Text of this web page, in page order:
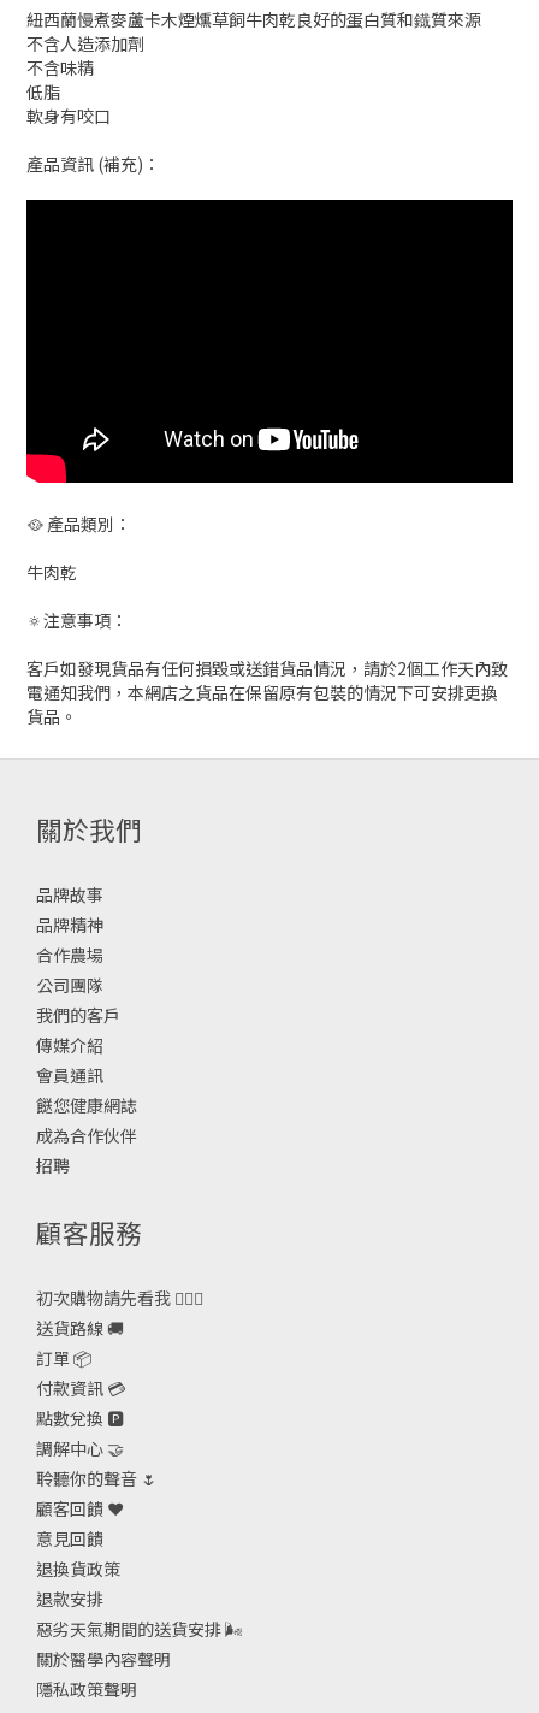
紐西蘭慢煮麥蘆卡木煙燻草飼牛肉乾良好的蛋白質和鐡質來源
不含人造添加劑
不含味精
低脂
軟身有咬口
產品資訊 (補充)：
🥘 產品類別：
牛肉乾
🔅注意事項：
客戶如發現貨品有任何損毀或送錯貨品情況，請於2個工作天內致
電通知我們，本網店之貨品在保留原有包裝的情況下可安排更換
貨品。
關於我們
品牌故事
品牌精神
合作農場
公司團隊
我們的客戶
傳媒介紹
會員通訊
餸您健康網誌
成為合作伙伴
招聘
顧客服務
初次購物請先看我 🙋🏻‍♀️
送貨路線 🚚
訂單 📦
付款資訊 💳
點數兌換 🅿️
調解中心 🤝
聆聽你的聲音 🌷
顧客回饋 ❤️
意見回饋
退換貨政策
退款安排
惡劣天氣期間的送貨安排🌬
關於醫學內容聲明
隱私政策聲明